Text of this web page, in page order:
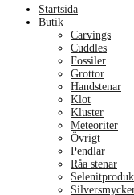
Startsida
Butik
Carvings
Cuddles
Fossiler
Grottor
Handstenar
Klot
Kluster
Meteoriter
Övrigt
Pendlar
Råa stenar